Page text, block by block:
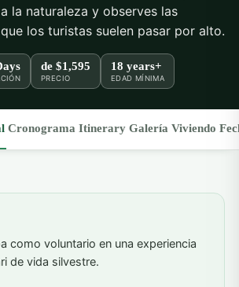
la naturaleza y observes las
los turistas suelen pasar por alto.
de$1,595
PRECIO
18 years+
EDAD MÍNIMA
Cronograma Itinerary Galería Viviendo
como voluntario en una experiencia
de vida silvestre.